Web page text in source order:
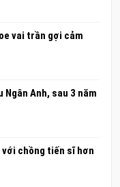
vai trần gợi cảm
Anh, sau 3 năm
với chồng tiến sĩ hơn